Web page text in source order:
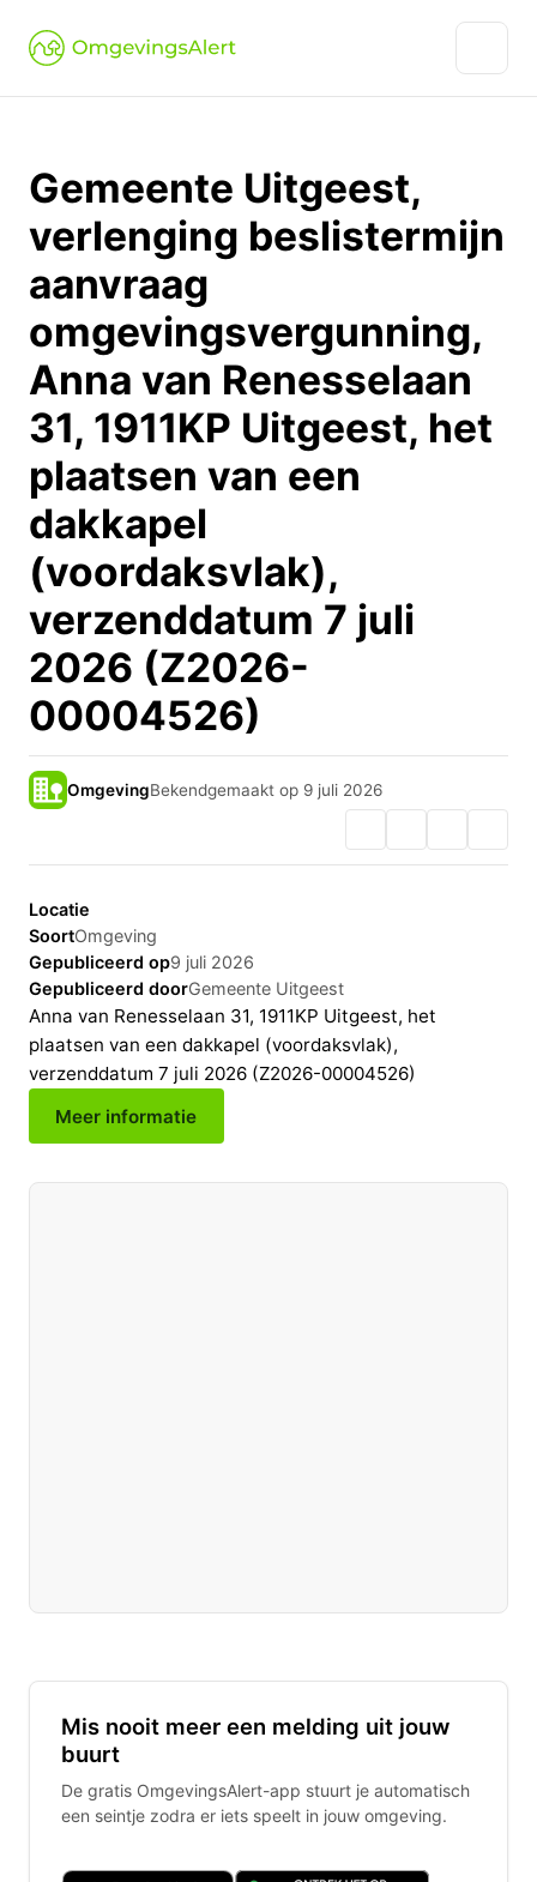
Gemeente Uitgeest,
verlenging beslistermijn
aanvraag
omgevingsvergunning,
Anna van Renesselaan
31, 1911KP Uitgeest, het
plaatsen van een
dakkapel
(voordaksvlak),
verzenddatum 7 juli
2026 (Z2026-
00004526)
OmgevingBekendgemaakt op 9 juli 2026
Locatie
SoortOmgeving
Gepubliceerd op9 juli 2026
Gepubliceerd doorGemeente Uitgeest
Anna van Renesselaan 31, 1911KP Uitgeest, het
plaatsen van een dakkapel (voordaksvlak),
verzenddatum 7 juli 2026 (Z2026-00004526)
Meer informatie
Mis nooit meer een melding uit jouw
buurt
De gratis OmgevingsAlert-app stuurt je automatisch
een seintje zodra er iets speelt in jouw omgeving.